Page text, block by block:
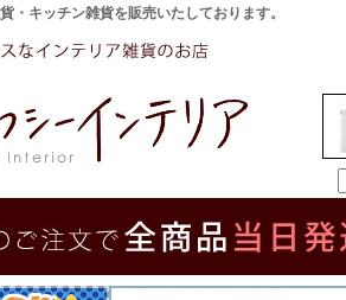
・キッチン雑貨を販売いたしております。